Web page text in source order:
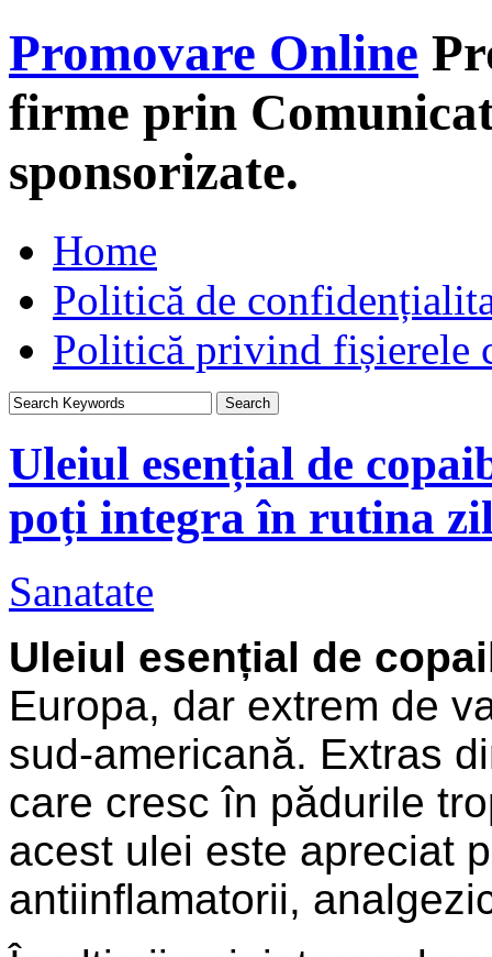
Promovare Online
firme prin
sponsorizate.
Home
Politică de
Politică privind fișierele
Uleiul esențial de
poți integra în rutina
Sanatate
Uleiul esențial de
Europa, dar extrem de
sud-americană. Extras
care cresc în pădurile
acest ulei este apreciat
antiinflamatorii,